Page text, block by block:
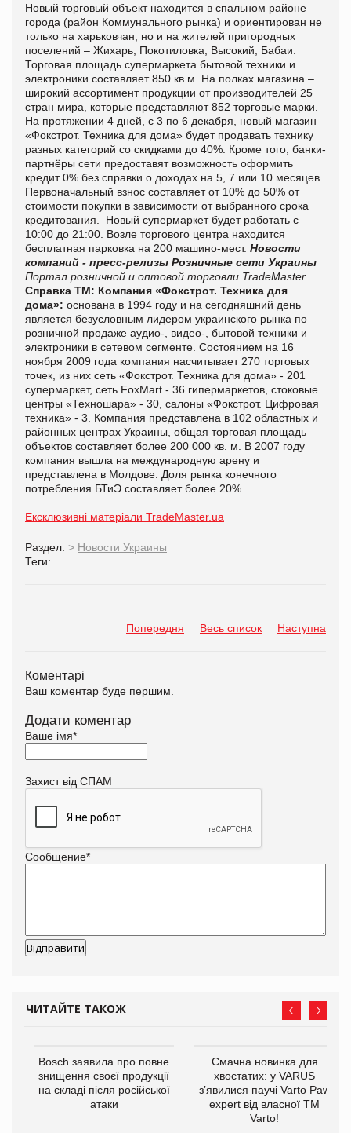
Новый торговый объект находится в спальном районе
города (район Коммунального рынка) и ориентирован не
только на харьковчан, но и на жителей пригородных
поселений – Жихарь, Покотиловка, Высокий, Бабаи.
Торговая площадь супермаркета бытовой техники и
электроники составляет 850 кв.м. На полках магазина –
широкий ассортимент продукции от производителей 25
стран мира, которые представляют 852 торговые марки.
На протяжении 4 дней, с 3 по 6 декабря, новый магазин
«Фокстрот. Техника для дома» будет продавать технику
разных категорий со скидками до 40%. Кроме того, банки-
партнёры сети предоставят возможность оформить
кредит 0% без справки о доходах на 5, 7 или 10 месяцев.
Первоначальный взнос составляет от 10% до 50% от
стоимости покупки в зависимости от выбранного срока
кредитования. Новый супермаркет будет работать с
10:00 до 21:00. Возле торгового центра находится
бесплатная парковка на 200 машино-мест. Новости
компаний - пресс-релизы Розничные сети Украины
Портал розничной и оптовой торговли TradeMaster
Справка ТМ: Компания «Фокстрот. Техника для
дома»: основана в 1994 году и на сегодняшний день
является безусловным лидером украинского рынка по
розничной продаже аудио-, видео-, бытовой техники и
электроники в сетевом сегменте. Состоянием на 16
ноября 2009 года компания насчитывает 270 торговых
точек, из них сеть «Фокстрот. Техника для дома» - 201
супермаркет, сеть FoxMart - 36 гипермаркетов, стоковые
центры «Техношара» - 30, салоны «Фокстрот. Цифровая
техника» - 3. Компания представлена в 102 областных и
районных центрах Украины, общая торговая площадь
объектов составляет более 200 000 кв. м. В 2007 году
компания вышла на международную арену и
представлена в Молдове. Доля рынка конечного
потребления БТиЭ составляет более 20%.
Ексклюзивні матеріали TradeMaster.ua
Раздел: > Новости Украины
Теги:
Попередня Весь список Наступна
Коментарі
Ваш коментар буде першим.
Додати коментар
Ваше імя*
Захист від СПАМ
Сообщение*
ЧИТАЙТЕ ТАКОЖ
Bosch заявила про повне
знищення своєї продукції
на складі після російської
атаки
Смачна новинка для
хвостатих: у VARUS
з’явилися паучі Varto Paw
expert від власної ТМ
Varto!